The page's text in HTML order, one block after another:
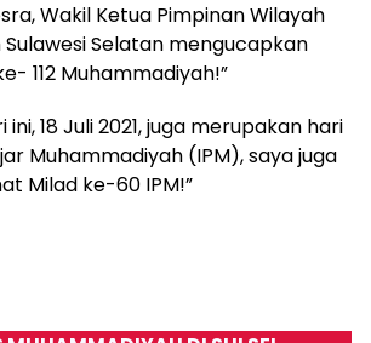
Wakil Ketua Pimpinan Wilayah
Selatan mengucapkan
112 Muhammadiyah!”
18 Juli 2021, juga merupakan hari
Muhammadiyah (IPM), saya juga
Milad ke-60 IPM!”